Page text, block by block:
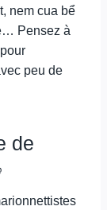
nem cua bể
Pensez à
peu de
de